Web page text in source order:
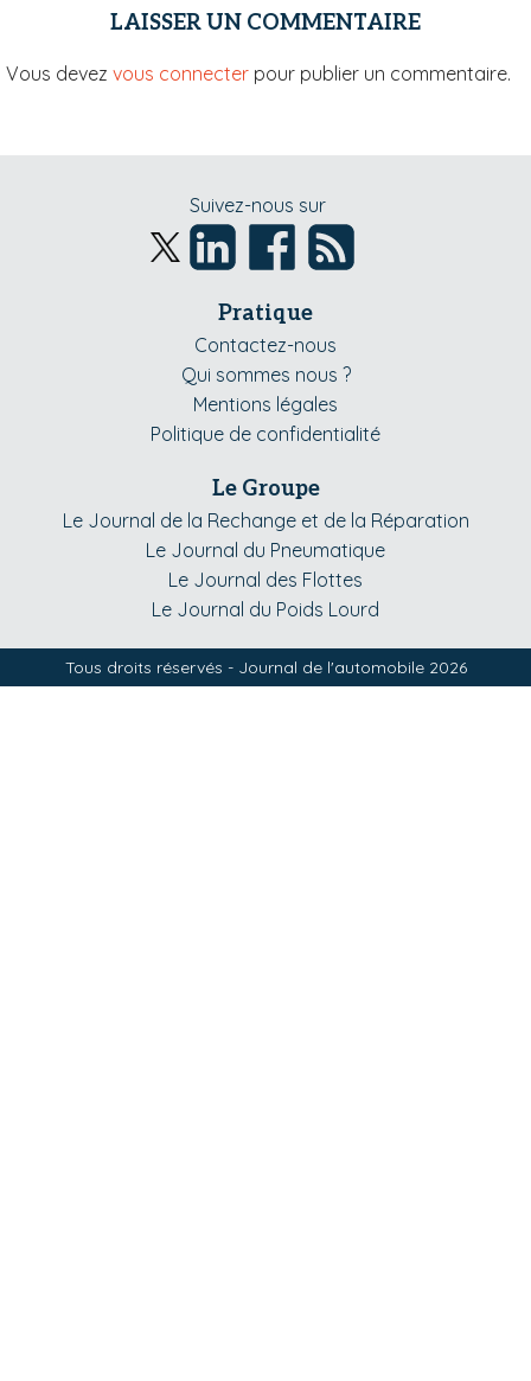
LAISSER UN COMMENTAIRE
Vous devez vous connecter pour publier un commentaire.
Suivez-nous sur
Pratique
Contactez-nous
Qui sommes nous ?
Mentions légales
Politique de confidentialité
Le Groupe
Le Journal de la Rechange et de la Réparation
Le Journal du Pneumatique
Le Journal des Flottes
Le Journal du Poids Lourd
Tous droits réservés - Journal de l'automobile 2026